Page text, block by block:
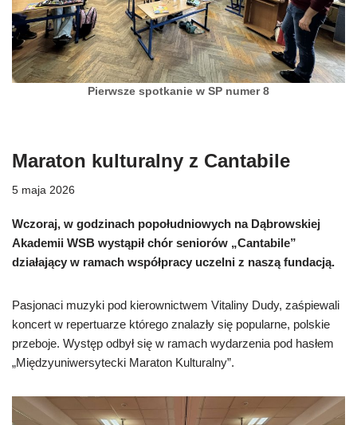
Pierwsze spotkanie w SP numer 8
Maraton kulturalny z Cantabile
5 maja 2026
Wczoraj, w godzinach popołudniowych na Dąbrowskiej
Akademii WSB wystąpił chór seniorów „Cantabile”
działający w ramach współpracy uczelni z naszą fundacją.
Pasjonaci muzyki pod kierownictwem Vitaliny Dudy, zaśpiewali
koncert w repertuarze którego znalazły się popularne, polskie
przeboje. Występ odbył się w ramach wydarzenia pod hasłem
„Międzyuniwersytecki Maraton Kulturalny”.